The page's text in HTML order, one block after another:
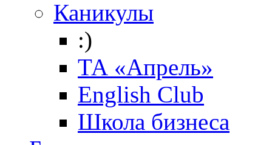
Каникулы
:)
ТА «Апрель»
English Club
Школа бизнеса